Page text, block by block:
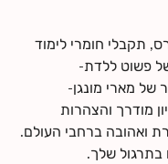
תקבלי חומרי לימוד
פשוט ללדת-
של מארי מונגן-
מודרך והצהרות
ואהובה ברחבי העולם.
בתרגול שלך.